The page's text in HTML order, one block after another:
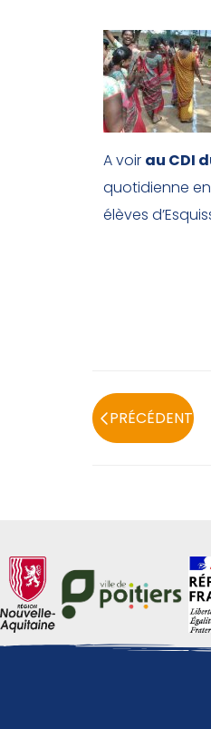
A voir au CDI
quotidienne
élèves
PRÉCÉDENT